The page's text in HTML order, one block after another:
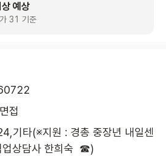
예상
31 기준
접
기타(※지원 : 경총 중장년 내일센
업상담사 한희숙  ☎)